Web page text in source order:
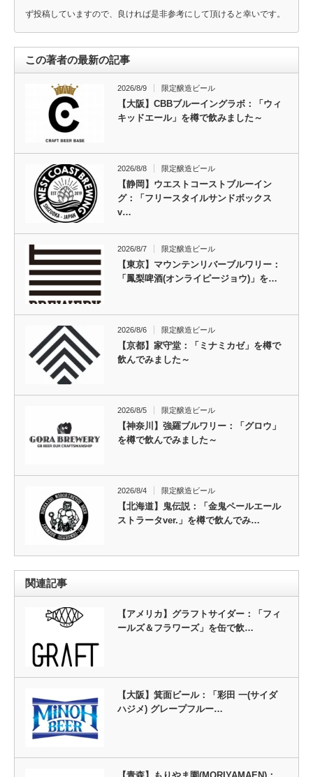
ず投稿していますので、良ければ是非参考にして頂けると幸いです。
この著者の最新の記事
2026/8/9 限定醸造ビール
【大阪】CBBブルーイングラボ：「ウィ
キッドエール」を樽で飲みました～
2026/8/8 限定醸造ビール
【静岡】ウエストコーストブルーイン
グ：「フリースタイルサンドボックス
v…
2026/8/7 限定醸造ビール
【東京】マウンテンリバーブルワリー：
「鳳梨啤酒(オンライピージョウ)」を…
2026/8/6 限定醸造ビール
【京都】家守堂：「ミナミカゼ」を樽で
飲んでみました～
2026/8/5 限定醸造ビール
【神奈川】強羅ブルワリー：「グロウ」
を樽で飲んでみました～
2026/8/4 限定醸造ビール
【北海道】鬼伝説：「金鬼ペールエール
ストラータver.」を樽で飲んでみ…
関連記事
【アメリカ】グラフトサイダー：「フィ
ールズ＆フラワーズ」を缶で飲…
【大阪】箕面ビール：「彩田 一(サイダ
ハジメ) グレープフルー…